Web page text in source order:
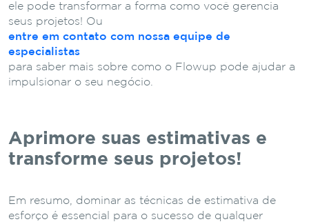
ele pode transformar a forma como você gerencia
seus projetos! Ou
entre em contato com nossa equipe de
especialistas
para saber mais sobre como o Flowup pode ajudar a
impulsionar o seu negócio.
Aprimore suas estimativas e
transforme seus projetos!
Em resumo, dominar as técnicas de estimativa de
esforço é essencial para o sucesso de qualquer